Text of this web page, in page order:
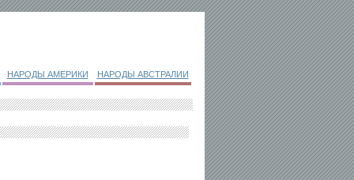
НАРОДЫ АМЕРИКИ НАРОДЫ АВСТРАЛИИ